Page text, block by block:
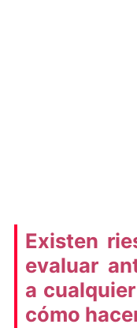
Existen
evaluar
a
cómo